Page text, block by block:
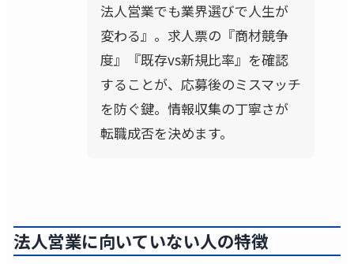
法人営業でも業界選びで人生が
変わる』。求人票の『商材競争
度』『既存vs新規比率』を確認
することが、応募後のミスマッチ
を防ぐ鍵。情報収集の丁寧さが
転職成否を決めます。
法人営業に向いていない人の特徴